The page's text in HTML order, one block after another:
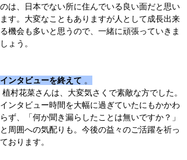
のは、日本でない所に住んでいる良い面だと思い
ます。大変なこともありますが人として成長出来
る機会も多いと思うので、一緒に頑張っていきま
しょう。
インタビューを終えて 。
植村花菜さんは、大変気さくで素敵な方でした。
インタビュー時間を大幅に過ぎていたにもかかわ
らず、「何か聞き漏らしたことは無いですか？」
と周囲への気配りも。今後の益々のご活躍を祈っ
ております。